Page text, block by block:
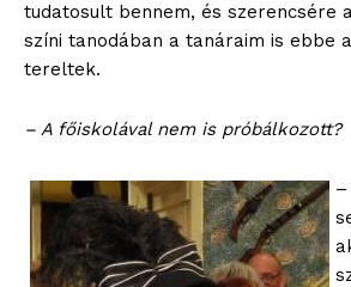
tudatosult bennem, és szerencsére
színi tanodában a tanáraim is ebbe
tereltek.
– A főiskolával nem is próbálkozott?
–